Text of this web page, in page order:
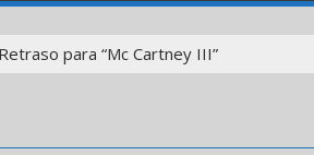
Retraso para “Mc Cartney III”